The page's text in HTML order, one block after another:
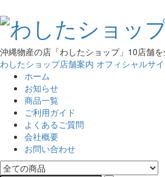
沖縄物産の店「わしたショップ」10店舗
わしたショップ店舗案内 オフィシャルサイ
ホーム
お知らせ
商品一覧
ご利用ガイド
よくあるご質問
会社概要
お問い合わせ